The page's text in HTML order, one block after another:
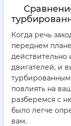
Когда речь
переднем
действительно
двигателей, и
повлиять на
разберемся с
было легче
вам.